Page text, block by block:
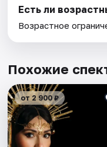
Есть ли
Возрастное
Похожие
от 2 900 ₽